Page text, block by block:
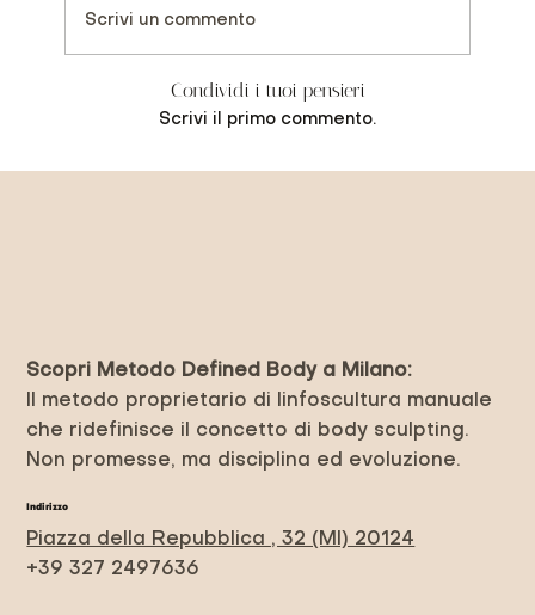
Scrivi un commento
Condividi i tuoi pensieri
Scrivi il primo commento.
Scopri Metodo Defined Body a Milano:
Il metodo proprietario di linfoscultura manuale
che ridefinisce il concetto di body sculpting.
Non promesse, ma disciplina ed evoluzione.
Indirizzo
Piazza della Repubblica , 32 (MI) 20124
+39 327 2497636